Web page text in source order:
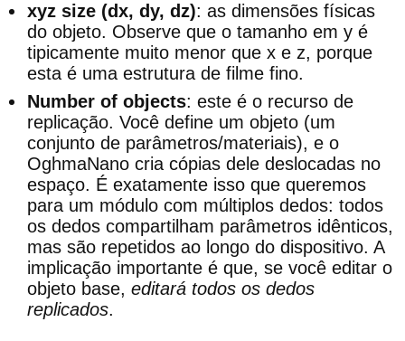
xyz size (dx, dy, dz): as dimensões físicas
do objeto. Observe que o tamanho em y é
tipicamente muito menor que x e z, porque
esta é uma estrutura de filme fino.
Number of objects: este é o recurso de
replicação. Você define um objeto (um
conjunto de parâmetros/materiais), e o
OghmaNano cria cópias dele deslocadas no
espaço. É exatamente isso que queremos
para um módulo com múltiplos dedos: todos
os dedos compartilham parâmetros idênticos,
mas são repetidos ao longo do dispositivo. A
implicação importante é que, se você editar o
objeto base, editará todos os dedos
replicados.